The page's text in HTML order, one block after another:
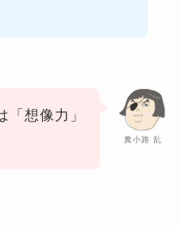
糞小路 乱
「想像力」